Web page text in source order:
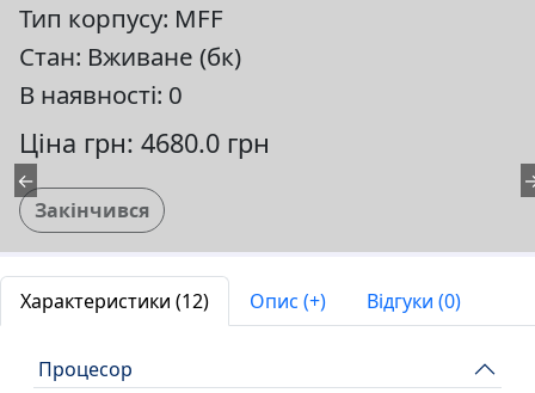
←
Тип корпусу: MFF
Стан: Вживане (бк)
В наявності: 0
Ціна грн: 4680.0 грн
Закінчився
Характеристики (12) Опис (+) Відгуки (0)
Процесор